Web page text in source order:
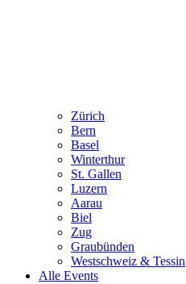
Zürich
Bern
Basel
Winterthur
St. Gallen
Luzern
Aarau
Biel
Zug
Graubünden
Westschweiz & Tessin
Alle Events